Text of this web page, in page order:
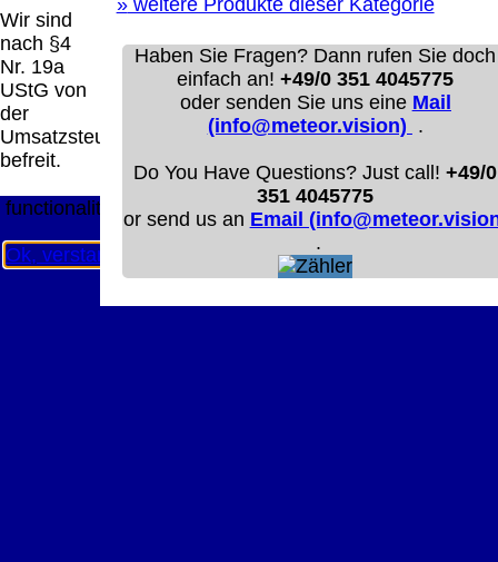
Wir sind
nach §4
Nr. 19a
UStG von
der
Umsatzsteuer
befreit.
»weitere Produkte dieser Kategorie
Haben Sie Fragen? Dann rufen Sie doch
einfach an!+49/0 351 4045775
oder senden Sie uns eine Mail
(info@meteor.vision) .
Do You Have Questions? Just call!+49/0
351 4045775
or send us an Email
.
Seitenanfang Impressum AGB Widerruf
Datenschutz
Katalog (PDF)
Sitemap
große Anzeige Schließen X
Diese Website nutzt Cookies, um bestmögliche
Funktionalität bieten zu können.
This website uses cookies to provide the best possible
functionality.
Ok, verstanden